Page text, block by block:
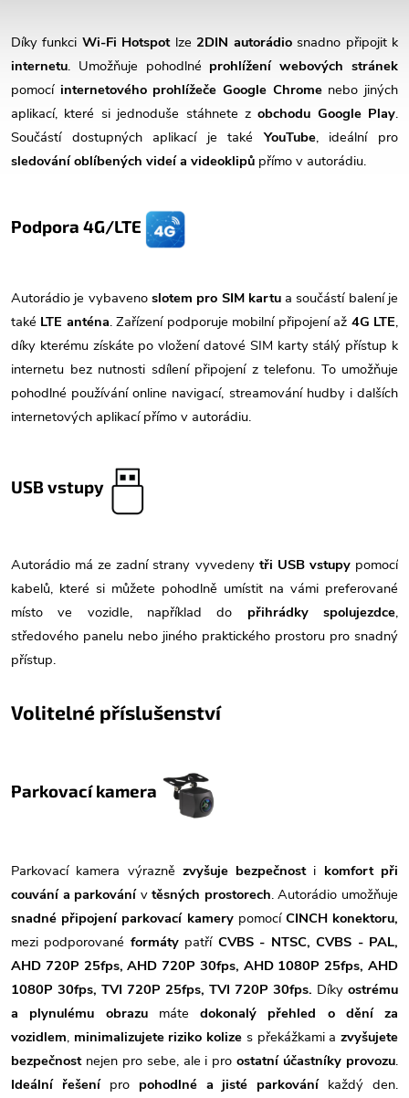
Díky funkci Wi-Fi Hotspotlze 2DIN autorádiosnadno připojit k
internetu. Umožňuje pohodlné prohlížení webových stránek
pomocí internetového prohlížeče Google Chromenebo jiných
aplikací, které si jednoduše stáhnete zobchodu Google Play.
Součástí dostupných aplikací je takéYouTube, ideální pro
sledování oblíbených videí a videoklipů přímo v autorádiu.
Podpora 4G/LTE
Autorádio je vybaveno slotem pro SIM kartua součástí balení je
také LTE anténa. Zařízení podporuje mobilní připojení až 4G LTE,
díky kterému získáte po vložení datové SIM karty stálý přístup k
internetu bez nutnosti sdílení připojení z telefonu. To umožňuje
pohodlné používání online navigací, streamování hudby i dalších
internetových aplikací přímo v autorádiu.
USB vstupy
Autorádio má ze zadní strany vyvedeny tři USB vstupypomocí
kabelů, které si můžete pohodlně umístit na vámi preferované
místo ve vozidle, například do přihrádky spolujezdce,
středového panelu nebo jiného praktického prostoru pro snadný
přístup.
Volitelné příslušenství
Parkovací kamera
Parkovací kamera výrazně zvyšuje bezpečnosti komfort při
couvání a parkovánívtěsných prostorech. Autorádio umožňuje
snadné připojení parkovací kamerypomocí CINCH konektoru,
mezi podporované formáty patříCVBS - NTSC, CVBS - PAL,
AHD 720P 25fps, AHD 720P 30fps, AHD 1080P 25fps, AHD
1080P 30fps, TVI 720P 25fps, TVI 720P 30fps. Díky ostrému
a plynulému obrazumáte dokonalý přehled o dění za
vozidlem, minimalizujete riziko kolize s překážkami azvyšujete
bezpečnostnejen pro sebe, ale i proostatní účastníky provozu.
Ideální řešenípro pohodlné a jisté parkováníkaždý den.